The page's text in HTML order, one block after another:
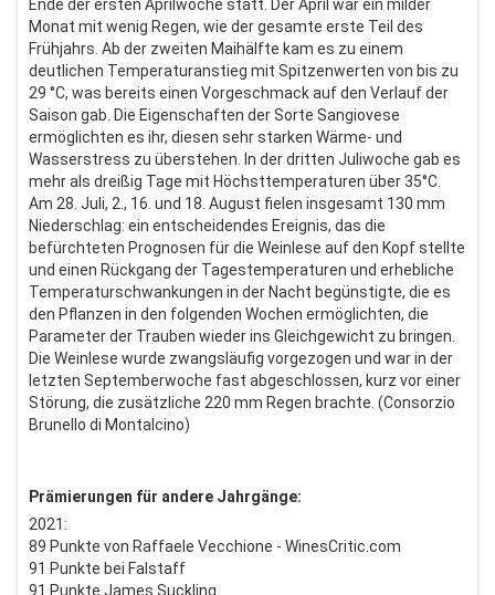
Ende der ersten Aprilwoche statt. Der April war ein milder
Monat mit wenig Regen, wie der gesamte erste Teil des
Frühjahrs. Ab der zweiten Maihälfte kam es zu einem
deutlichen Temperaturanstieg mit Spitzenwerten von bis zu
29 °C, was bereits einen Vorgeschmack auf den Verlauf der
Saison gab. Die Eigenschaften der Sorte Sangiovese
ermöglichten es ihr, diesen sehr starken Wärme- und
Wasserstress zu überstehen. In der dritten Juliwoche gab es
mehr als dreißig Tage mit Höchsttemperaturen über 35°C.
Am 28. Juli, 2., 16. und 18. August fielen insgesamt 130 mm
Niederschlag: ein entscheidendes Ereignis, das die
befürchteten Prognosen für die Weinlese auf den Kopf stellte
und einen Rückgang der Tagestemperaturen und erhebliche
Temperaturschwankungen in der Nacht begünstigte, die es
den Pflanzen in den folgenden Wochen ermöglichten, die
Parameter der Trauben wieder ins Gleichgewicht zu bringen.
Die Weinlese wurde zwangsläufig vorgezogen und war in der
letzten Septemberwoche fast abgeschlossen, kurz vor einer
Störung, die zusätzliche 220 mm Regen brachte. (Consorzio
Brunello di Montalcino)
Prämierungen für andere Jahrgänge:
2021:
89 Punkte von Raffaele Vecchione - WinesCritic.com
91 Punkte bei Falstaff
91 Punkte James Suckling